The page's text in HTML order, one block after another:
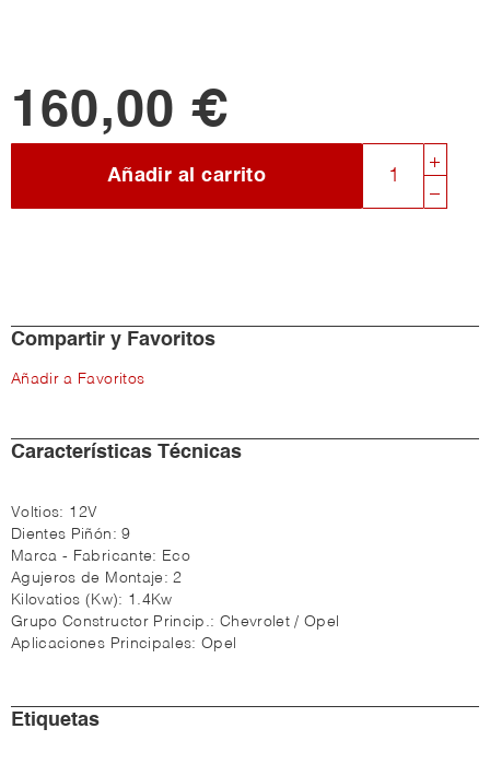
160,00 €
Añadir al carrito
Compartir y Favoritos
Añadir a Favoritos
Características Técnicas
Voltios: 12V
Dientes Piñón:9
Marca - Fabricante: Eco
Agujeros de Montaje:2
Kilovatios (Kw): 1.4Kw
Grupo Constructor Princip.: Chevrolet / Opel
Aplicaciones Principales:Opel
Etiquetas